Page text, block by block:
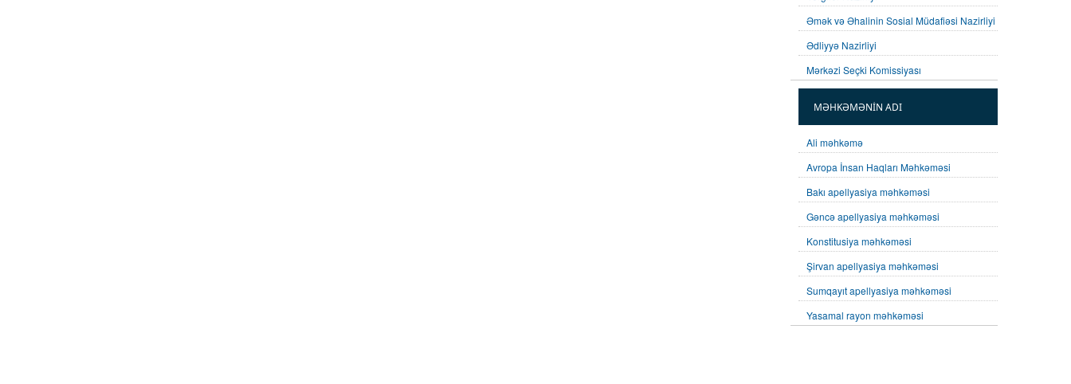
Əmək və Əhalinin Sosial Müdafiəsi Nazirliyi
Ədliyyə Nazirliyi
Mərkəzi Seçki Komissiyası
MƏHKƏMƏNİN ADI
Ali məhkəmə
Avropa İnsan Haqları Məhkəməsi
Bakı apellyasiya məhkəməsi
Gəncə apellyasiya məhkəməsi
Konstitusiya məhkəməsi
Şirvan apellyasiya məhkəməsi
Sumqayıt apellyasiya məhkəməsi
Yasamal rayon məhkəməsi